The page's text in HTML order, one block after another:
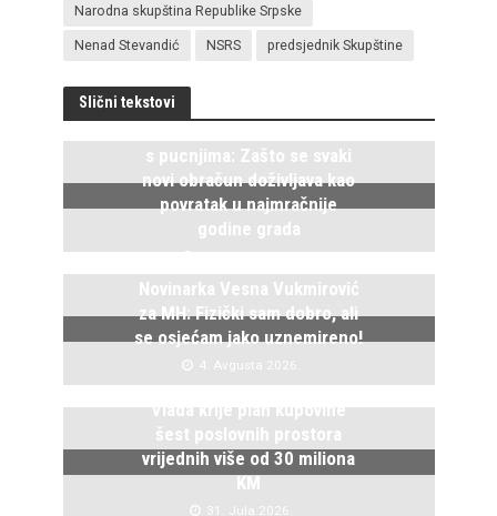
Narodna skupština Republike Srpske
Nenad Stevandić NSRS predsjednik Skupštine
Slični tekstovi
s pucnjima: Zašto se svaki
novi obračun doživljava kao
povratak u najmračnije
godine grada
5. Avgusta 2026.
Novinarka Vesna Vukmirović
za MH: Fizički sam dobro, ali
se osjećam jako uznemireno!
4. Avgusta 2026.
Vlada krije plan kupovine
šest poslovnih prostora
vrijednih više od 30 miliona
KM
31. Jula 2026.